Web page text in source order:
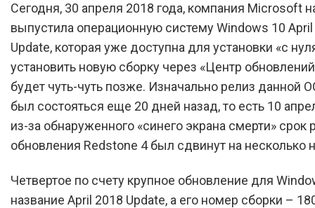
Выпущена Windows 10
2018 Update с функцией
Timeline и другими
возможностями
Сегодня, 30 апреля 2018 года, компания Microsoft
выпустила операционную систему Windows 10
Update, которая уже доступна для установки «с
установить новую сборку через «Центр
будет чуть-чуть позже. Изначально релиз данной
был состояться еще 20 дней назад, то есть 10
из-за обнаруженного «синего экрана смерти» срок
обновления Redstone 4 был сдвинут на несколько
Четвертое по счету крупное обновление для
название April 2018 Update, а его номер сборки –